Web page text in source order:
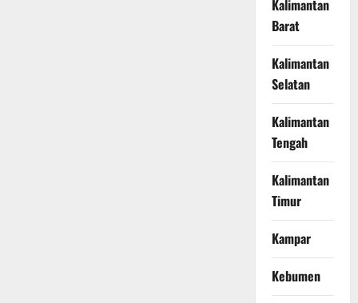
Kalimantan
Barat
Kalimantan
Selatan
Kalimantan
Tengah
Kalimantan
Timur
Kampar
Kebumen